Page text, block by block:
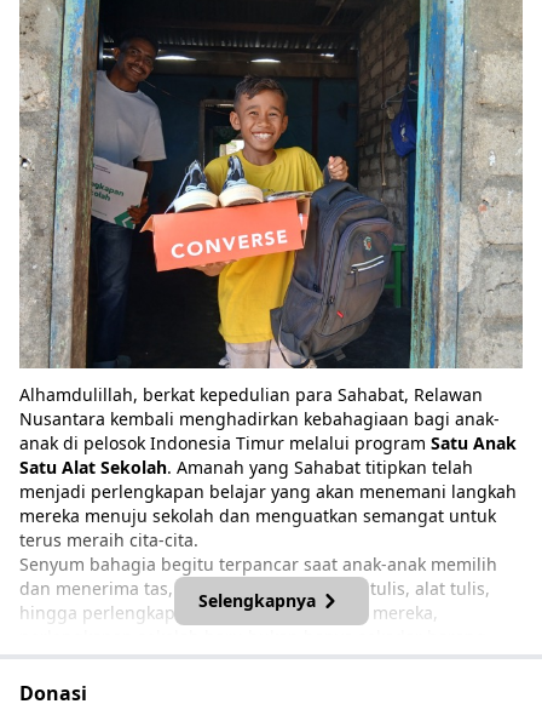
Alhamdulillah, berkat kepedulian para Sahabat, Relawan
Nusantara kembali menghadirkan kebahagiaan bagi anak-
anak di pelosok Indonesia Timur melalui program Satu Anak
Satu Alat Sekolah. Amanah yang Sahabat titipkan telah
menjadi perlengkapan belajar yang akan menemani langkah
mereka menuju sekolah dan menguatkan semangat untuk
terus meraih cita-cita.
Senyum bahagia begitu terpancar saat anak-anak memilih
dan menerima tas, seragam, sepatu, buku tulis, alat tulis,
hingga perlengkapan belajar lainnya. Bagi mereka,
tetapi menjadi penyemangat untuk belajar lebih giat, hadir
ke sekolah dengan percaya diri, dan terus bermimpi setinggi
Selengkapnya
Donasi